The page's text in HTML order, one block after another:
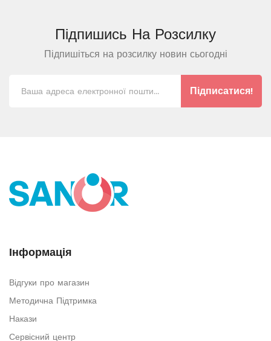
Підпишись На Розсилку
Підпишіться на розсилку новин сьогодні
Підписатися!
Інформація
Відгуки про магазин
Методична Підтримка
Накази
Сервісний центр